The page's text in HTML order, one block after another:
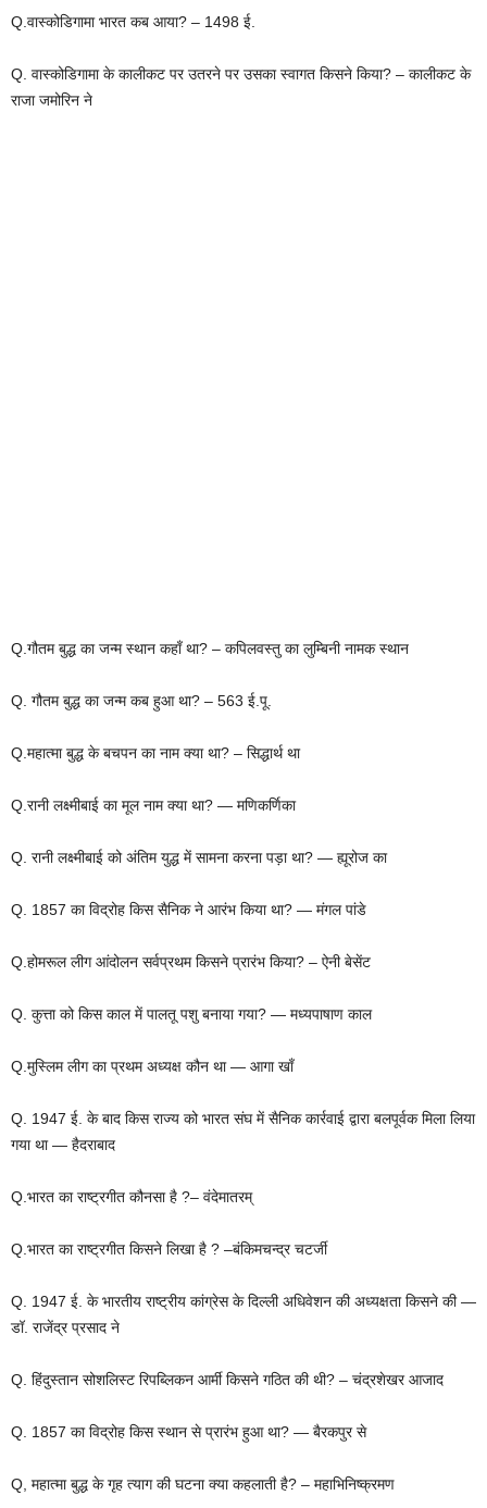
Q.वास्कोडिगामा भारत कब आया? – 1498 ई.
Q. वास्कोडिगामा के कालीकट पर उतरने पर उसका स्वागत किसने किया? – कालीकट के
राजा जमोरिन ने
Q.गौतम बुद्ध का जन्म स्थान कहाँ था? – कपिलवस्तु का लुम्बिनी नामक स्थान
Q. गौतम बुद्ध का जन्म कब हुआ था? – 563 ई.पू.
Q.महात्मा बुद्ध के बचपन का नाम क्या था? – सिद्धार्थ था
Q.रानी लक्ष्मीबाई का मूल नाम क्या था? — मणिकर्णिका
Q. रानी लक्ष्मीबाई को अंतिम युद्ध में सामना करना पड़ा था? — ह्यूरोज का
Q. 1857 का विद्रोह किस सैनिक ने आरंभ किया था? — मंगल पांडे
Q.होमरूल लीग आंदोलन सर्वप्रथम किसने प्रारंभ किया? – ऐनी बेसेंट
Q. कुत्ता को किस काल में पालतू पशु बनाया गया? — मध्यपाषाण काल
Q.मुस्लिम लीग का प्रथम अध्यक्ष कौन था — आगा खाँ
Q. 1947 ई. के बाद किस राज्य को भारत संघ में सैनिक कार्रवाई द्वारा बलपूर्वक मिला लिया
गया था — हैदराबाद
Q.भारत का राष्ट्रगीत कौनसा है ?– वंदेमातरम्
Q.भारत का राष्ट्रगीत किसने लिखा है ? –बंकिमचन्द्र चटर्जी
Q. 1947 ई. के भारतीय राष्ट्रीय कांग्रेस के दिल्ली अधिवेशन की अध्यक्षता किसने की —
डॉ. राजेंद्र प्रसाद ने
Q. हिंदुस्तान सोशलिस्ट रिपब्लिकन आर्मी किसने गठित की थी? – चंद्रशेखर आजाद
Q. 1857 का विद्रोह किस स्थान से प्रारंभ हुआ था? — बैरकपुर से
Q, महात्मा बुद्ध के गृह त्याग की घटना क्या कहलाती है? – महाभिनिष्क्रमण